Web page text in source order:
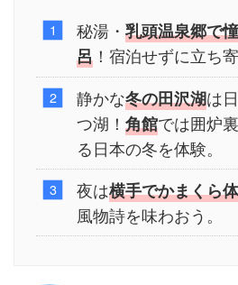
秘湯・ 乳頭温泉郷で
呂 ！宿泊せずに立ち
静かな冬の田沢湖は
つ湖！ 角館では囲炉
る日本の冬を体験。
夜は横手でかまくら
風物詩を味わおう。